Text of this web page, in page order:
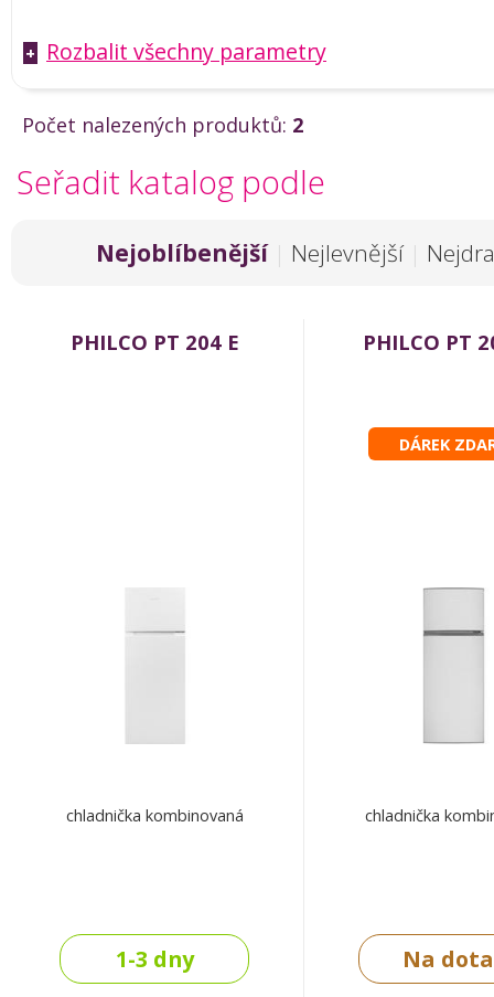
+ Rozbalit všechny parametry
Počet nalezených produktů: 2
Seřadit katalog podle
Nejoblíbenější | Nejlevnější |
PHILCO PT 204 E
chladnička kombinovaná
1-3 dny
PHILCO PT
DÁREK
chladnička
Na